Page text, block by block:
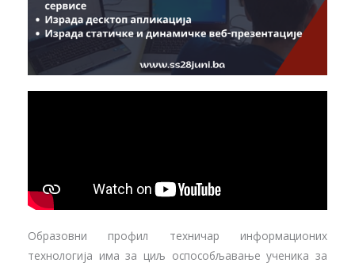
Образовни профил техничар информационих
технологија има за циљ оспособљавање ученика за